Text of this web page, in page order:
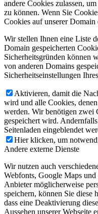
andere Cookies zulassen,
zu können. Wenn Sie
Cookies auf unserer Domain
Wir stellen Ihnen eine Liste
Domain gespeicherten
Sicherheitsgründen können
von anderen Domains
Sicherheitseinstellungen
Aktivieren, damit die
wird und alle Cookies,
werden. Wir benötigen zwei
gespeichert wird.
Seitenladen eingeblendet
Hier klicken, um
Andere externe Dienste
Wir nutzen auch
Webfonts, Google Maps
Anbieter möglicherweise
speichern, können Sie diese
dass eine Deaktivierung
Aussehen unserer Webseite